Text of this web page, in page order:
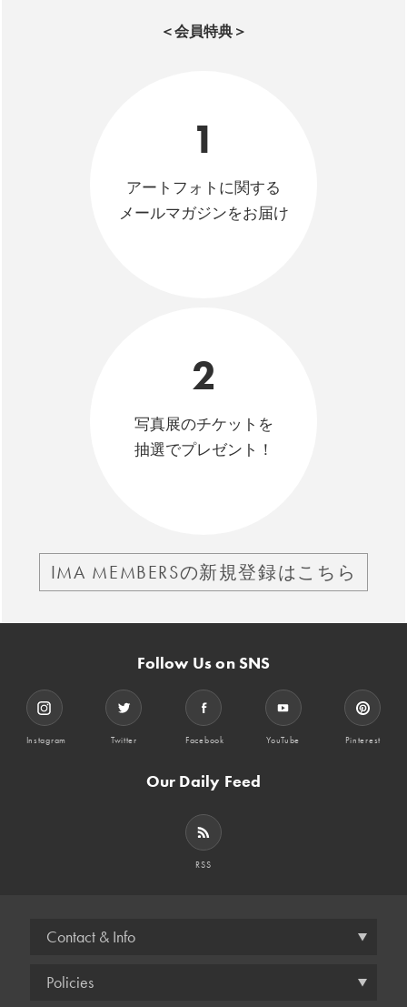
＜会員特典＞
1
アートフォトに関する
メールマガジンをお届け
2
写真展のチケットを
抽選でプレゼント！
IMA MEMBERSの新規登録はこちら
Follow Us on SNS
Instagram Twitter Facebook YouTube Pinterest
Our Daily Feed
RSS
Contact & Info
Policies